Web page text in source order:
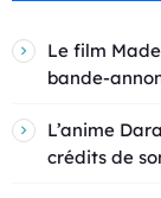
Le film
bande-
L’anime
crédits de